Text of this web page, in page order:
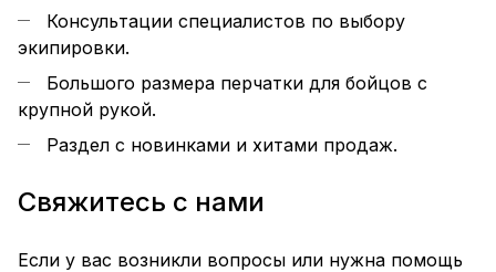
Консультации специалистов по выбору
экипировки.
Большого размера перчатки для бойцов с
крупной рукой.
Раздел с новинками и хитами продаж.
Свяжитесь с нами
Если у вас возникли вопросы или нужна помощь